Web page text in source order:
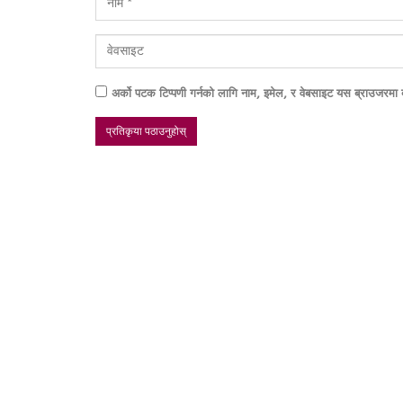
अर्को पटक टिप्पणी गर्नको लागि नाम, इमेल, र वेबसाइट यस ब्राउजरमा